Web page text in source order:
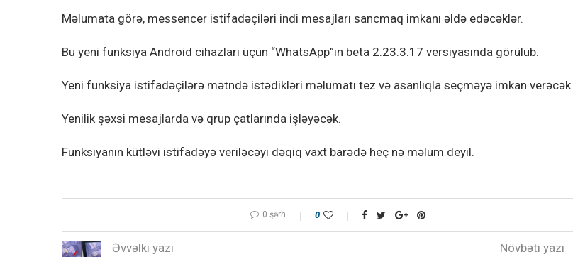
Məlumata görə, messencer istifadəçiləri indi mesajları sancmaq imkanı əldə edəcəklər.
Bu yeni funksiya Android cihazları üçün “WhatsApp”ın beta 2.23.3.17 versiyasında görülüb.
Yeni funksiya istifadəçilərə mətndə istədikləri məlumatı tez və asanlıqla seçməyə imkan verəcək.
Yenilik şəxsi mesajlarda və qrup çatlarında işləyəcək.
Funksiyanın kütləvi istifadəyə veriləcəyi dəqiq vaxt barədə heç nə məlum deyil.
0 şərh 0
Əvvəlki yazı Növbəti yazı